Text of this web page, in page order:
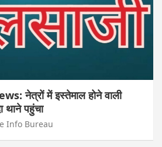
नेत्रों में इस्तेमाल होने वाली
थाने पहुंचा
Info Bureau